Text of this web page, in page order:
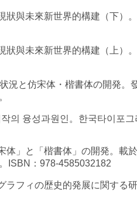
與未來新世界的構建（下）
與未來新世界的構建（上）
況と仿宋体・楷書体の開発。
의 융성과원인。한국타이포
体」と「楷書体」の開発。
ISBN：978-4585032182
フィの歴史的発展に関する